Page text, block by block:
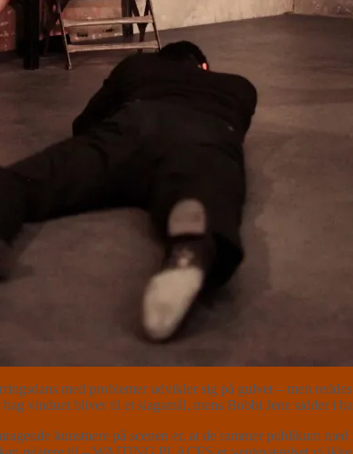
med problemer udvikler sig på gulvet – men
vinduet bliver til et slagsmål, mens Bobbi Jene sidder i
kunstnere på scenen er, at de rammer publikum